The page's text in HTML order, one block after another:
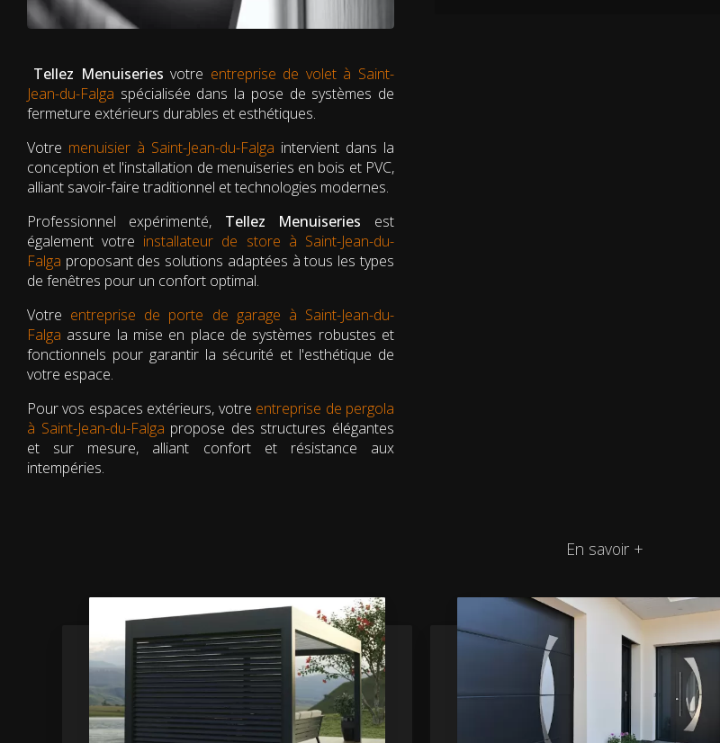
Tellez Menuiseries votre entreprise de volet à Saint-
Jean-du-Falga spécialisée dans la pose de systèmes de
fermeture extérieurs durables et esthétiques.
Votre menuisier à Saint-Jean-du-Falga intervient dans la
conception et l'installation de menuiseries en bois et PVC,
alliant savoir-faire traditionnel et technologies modernes.
Professionnel expérimenté, Tellez Menuiseries est
également votre installateur de store à Saint-Jean-du-
Falga proposant des solutions adaptées à tous les types
de fenêtres pour un confort optimal.
Votre entreprise de porte de garage à Saint-Jean-du-
Falga assure la mise en place de systèmes robustes et
fonctionnels pour garantir la sécurité et l'esthétique de
votre espace.
Pour vos espaces extérieurs, votre entreprise de pergola
à Saint-Jean-du-Falga propose des structures élégantes
et sur mesure, alliant confort et résistance aux
intempéries.
En savoir +